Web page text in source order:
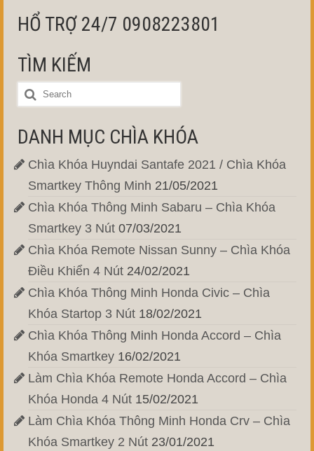
HỔ TRỢ 24/7 0908223801
TÌM KIẾM
DANH MỤC CHÌA KHÓA
Chìa Khóa Huyndai Santafe 2021 / Chìa Khóa
Smartkey Thông Minh 21/05/2021
Chìa Khóa Thông Minh Sabaru – Chìa Khóa
Smartkey 3 Nút 07/03/2021
Chìa Khóa Remote Nissan Sunny – Chìa Khóa
Điều Khiển 4 Nút 24/02/2021
Chìa Khóa Thông Minh Honda Civic – Chìa
Khóa Startop 3 Nút 18/02/2021
Chìa Khóa Thông Minh Honda Accord – Chìa
Khóa Smartkey 16/02/2021
Làm Chìa Khóa Remote Honda Accord – Chìa
Khóa Honda 4 Nút 15/02/2021
Làm Chìa Khóa Thông Minh Honda Crv – Chìa
Khóa Smartkey 2 Nút 23/01/2021